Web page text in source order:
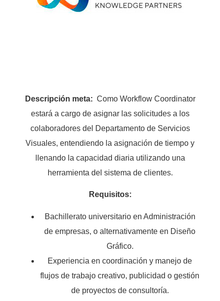
Descripción meta: Como Workflow Coordinator
estará a cargo de asignar las solicitudes a los
colaboradores del Departamento de Servicios
Visuales, entendiendo la asignación de tiempo y
llenando la capacidad diaria utilizando una
herramienta del sistema de clientes.
Requisitos:
Bachillerato universitario en Administración
de empresas, o alternativamente en Diseño
Gráfico.
Experiencia en coordinación y manejo de
flujos de trabajo creativo, publicidad o gestión
de proyectos de consultoría.